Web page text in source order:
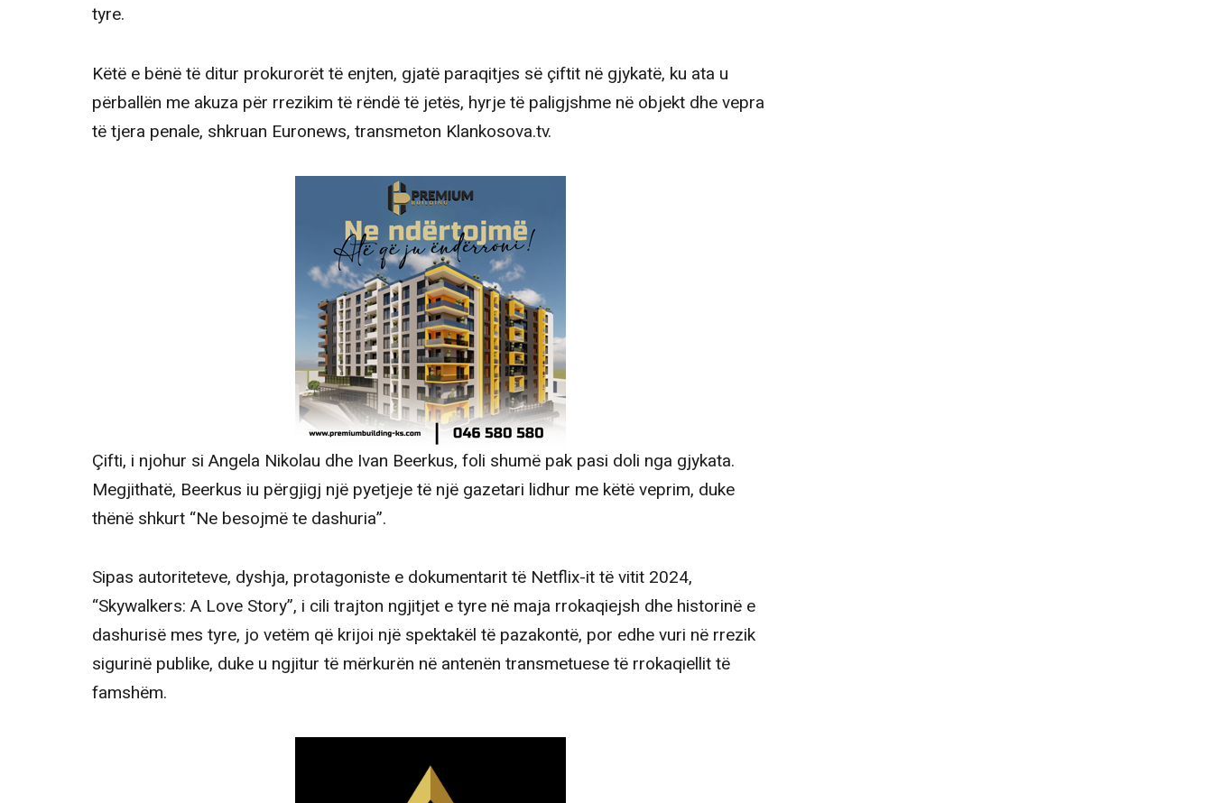
tyre.
Këtë e bënë të ditur prokurorët të enjten, gjatë paraqitjes së çiftit në gjykatë, ku ata u
përballën me akuza për rrezikim të rëndë të jetës, hyrje të paligjshme në objekt dhe vepra
të tjera penale, shkruan Euronews, transmeton Klankosova.tv.
Çifti, i njohur si Angela Nikolau dhe Ivan Beerkus, foli shumë pak pasi doli nga gjykata.
Megjithatë, Beerkus iu përgjigj një pyetjeje të një gazetari lidhur me këtë veprim, duke
thënë shkurt “Ne besojmë te dashuria”.
Sipas autoriteteve, dyshja, protagoniste e dokumentarit të Netflix-it të vitit 2024,
“Skywalkers: A Love Story”, i cili trajton ngjitjet e tyre në maja rrokaqiejsh dhe historinë e
dashurisë mes tyre, jo vetëm që krijoi një spektakël të pazakontë, por edhe vuri në rrezik
sigurinë publike, duke u ngjitur të mërkurën në antenën transmetuese të rrokaqiellit të
famshëm.